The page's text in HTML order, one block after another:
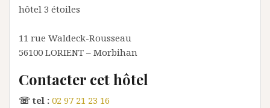
hôtel 3 étoiles
11 rue Waldeck-Rousseau
56100 LORIENT – Morbihan
Contacter cet hôtel
☏ tel : 02 97 21 23 16